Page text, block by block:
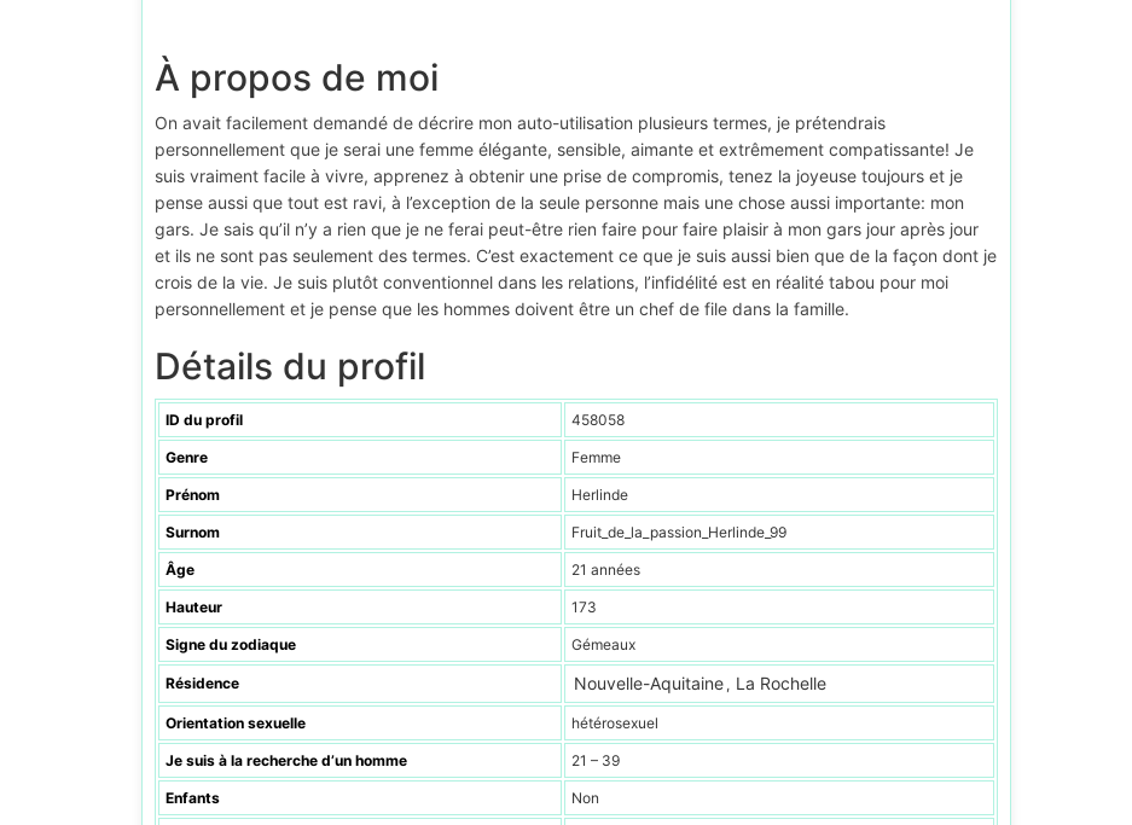
À propos de moi
On avait facilement demandé de décrire mon auto-utilisation plusieurs termes, je prétendrais
personnellement que je serai une femme élégante, sensible, aimante et extrêmement compatissante! Je
suis vraiment facile à vivre, apprenez à obtenir une prise de compromis, tenez la joyeuse toujours et je
pense aussi que tout est ravi, à l’exception de la seule personne mais une chose aussi importante: mon
gars. Je sais qu’il n’y a rien que je ne ferai peut-être rien faire pour faire plaisir à mon gars jour après jour
et ils ne sont pas seulement des termes. C’est exactement ce que je suis aussi bien que de la façon dont je
crois de la vie. Je suis plutôt conventionnel dans les relations, l’infidélité est en réalité tabou pour moi
personnellement et je pense que les hommes doivent être un chef de file dans la famille.
Détails du profil
ID du profil 458058
Genre Femme
Prénom Herlinde
Surnom Fruit_de_la_passion_Herlinde_99
Âge 21 années
Hauteur 173
Signe du zodiaque Gémeaux
Résidence Nouvelle-Aquitaine , La Rochelle
Orientation sexuelle hétérosexuel
Je suis à la recherche d’un homme 21 – 39
Enfants Non